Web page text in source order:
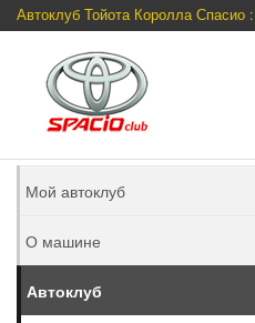
Автоклуб Тойота Королла Спасио
Мой автоклуб
О машине
Автоклуб